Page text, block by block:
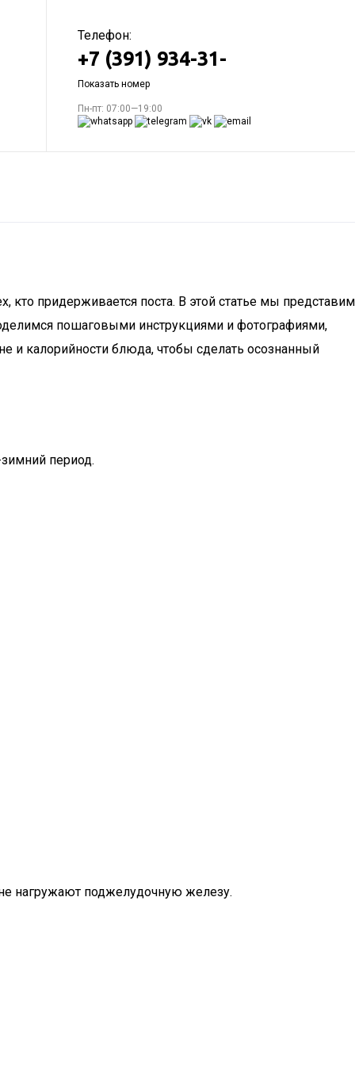
Телефон:
+7 (391) 934-31-
Показать номер
Пн-пт: 07:00—19:00
кто придерживается поста. В этой статье мы представим
пошаговыми инструкциями и фотографиями,
и калорийности блюда, чтобы сделать осознанный
период.
нагружают поджелудочную железу.